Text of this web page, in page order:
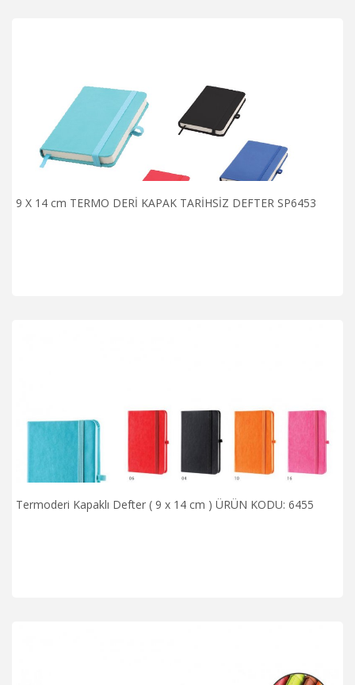
9 X 14 cm TERMO DERİ KAPAK TARİHSİZ DEFTER SP6453
Termoderi Kapaklı Defter ( 9 x 14 cm ) ÜRÜN KODU: 6455